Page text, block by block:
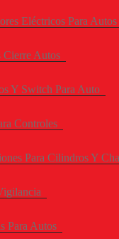
Eléctricos Para
Cierre Autos
Y Switch Para Auto
Controles
Para Cilindros Y
Para Autos